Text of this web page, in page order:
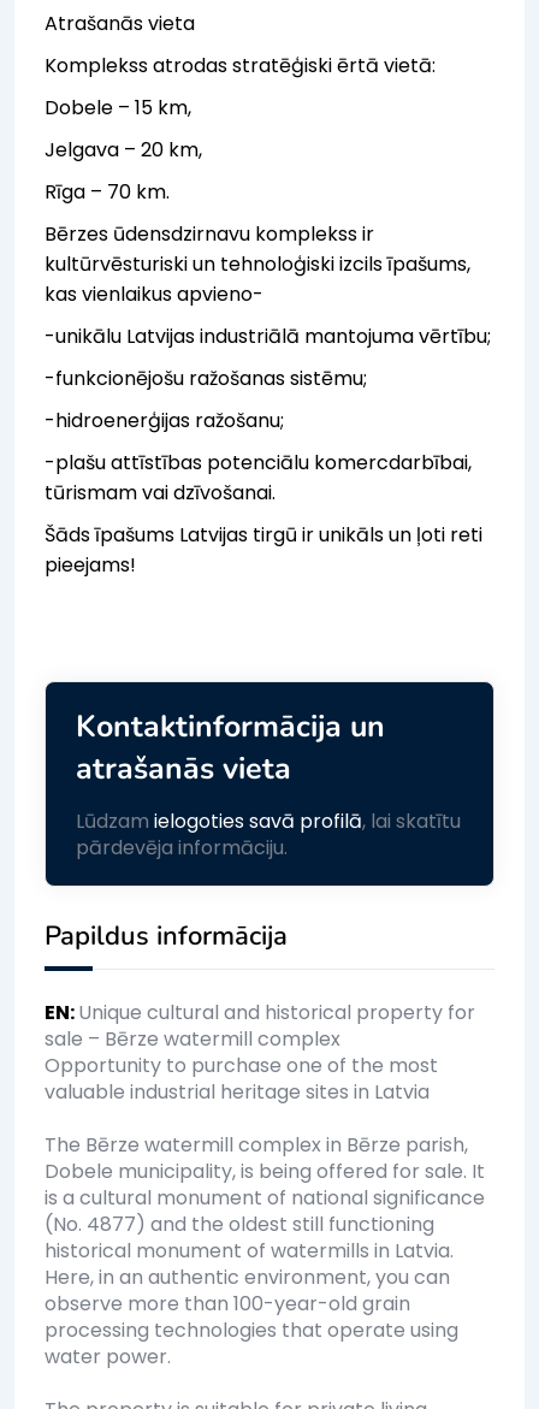
Atrašanās vieta
Komplekss atrodas stratēģiski ērtā vietā:
Dobele – 15 km,
Jelgava – 20 km,
Rīga – 70 km.
Bērzes ūdensdzirnavu komplekss ir
kultūrvēsturiski un tehnoloģiski izcils īpašums,
kas vienlaikus apvieno-
-unikālu Latvijas industriālā mantojuma vērtību;
-funkcionējošu ražošanas sistēmu;
-hidroenerģijas ražošanu;
-plašu attīstības potenciālu komercdarbībai,
tūrismam vai dzīvošanai.
Šāds īpašums Latvijas tirgū ir unikāls un ļoti reti
pieejams!
Kontaktinformācija un
atrašanās vieta
Lūdzam ielogoties savā profilā, lai skatītu
pārdevēja informāciju.
Papildus informācija
EN:Unique cultural and historical property for
sale – Bērze watermill complex
Opportunity to purchase one of the most
valuable industrial heritage sites in Latvia
The Bērze watermill complex in Bērze parish,
Dobele municipality, is being offered for sale. It
is a cultural monument of national significance
(No. 4877) and the oldest still functioning
historical monument of watermills in Latvia.
Here, in an authentic environment, you can
observe more than 100-year-old grain
processing technologies that operate using
water power.